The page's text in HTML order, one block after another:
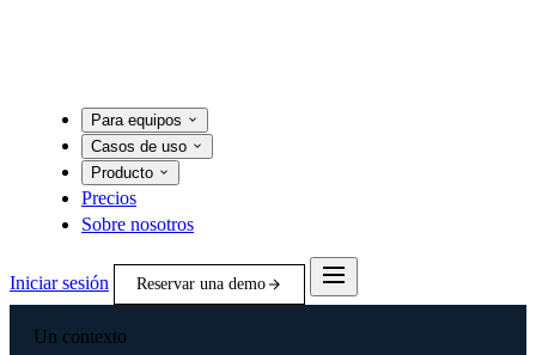
Para equipos
Casos de uso
Producto
Precios
Sobre nosotros
Iniciar sesión Reservar una demo
Un contexto